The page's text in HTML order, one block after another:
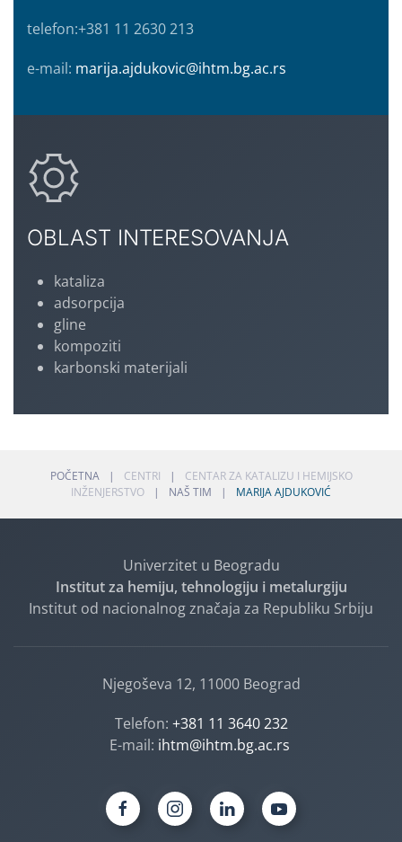
telefon:+381 11 2630 213
e-mail: marija.ajdukovic@ihtm.bg.ac.rs
OBLAST INTERESOVANJA
kataliza
adsorpcija
gline
kompoziti
karbonski materijali
POČETNA CENTRI
CENTAR ZA KATALIZU I HEMIJSKO
INŽENJERSTVO
NAŠ TIM MARIJA AJDUKOVIĆ
Univerzitet u Beogradu
Institut za hemiju, tehnologiju i metalurgiju
Institut od nacionalnog značaja za Republiku Srbiju
Njegoševa 12, 11000 Beograd
Telefon: +381 11 3640 232
E-mail: ihtm@ihtm.bg.ac.rs